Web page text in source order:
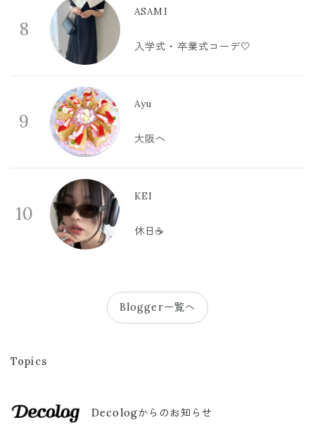
8
ASAMI
入学式・卒業式コーデ🤍
9
Ayu
大阪へ
10
KEI
休日☕️
Blogger一覧へ
Topics
Decologからのお知らせ